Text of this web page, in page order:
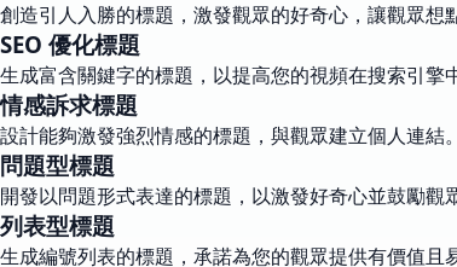
創造引人入勝的標題，激發觀眾的好奇心，讓觀眾想
SEO 優化標題
生成富含關鍵字的標題，以提高您的視頻在搜索引擎
情感訴求標題
設計能夠激發強烈情感的標題，與觀眾建立個人連結。
問題型標題
開發以問題形式表達的標題，以激發好奇心並鼓勵觀
列表型標題
生成編號列表的標題，承諾為您的觀眾提供有價值且